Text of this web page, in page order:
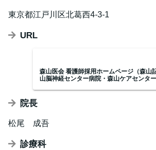
東京都江戸川区北葛西4-3-1
URL
森山医会 看護師採用ホームページ（森山
山脳神経センター病院・森山ケアセンター
院長
松尾 成吾
診療科